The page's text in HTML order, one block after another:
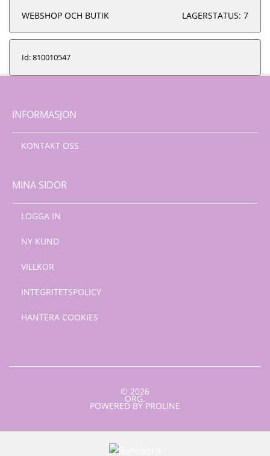
WEBSHOP OCH BUTIK LAGERSTATUS: 7
Id: 810010547
INFORMASJON
KONTAKT OSS
MINA SIDOR
LOGGA IN
NY KUND
VILLKOR
INTEGRITETSPOLICY
HANTERA COOKIES
© 2026
ORG.
POWERED BY PROLINE